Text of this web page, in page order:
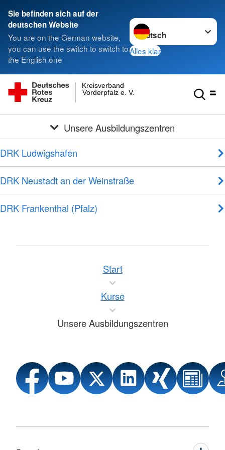
Sie befinden sich auf der
deutschen Website
You are on the German website,
you can use the switch to switch to
the English one
Sprache wechseln zu
Alles klar
Vorderpfalz e. V.
Kreisverband
Unsere Ausbildungszentren
DRK Ludwigshafen
DRK Neustadt an der Weinstraße
DRK Frankenthal (Pfalz)
Start
Kurse
Unsere Ausbildungszentren